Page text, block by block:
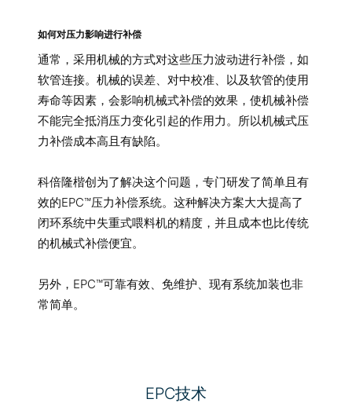
如何对压力影响进行补偿
通常，采用机械的方式对这些压力波动进行补偿，如
软管连接。机械的误差、对中校准、以及软管的使用
寿命等因素，会影响机械式补偿的效果，使机械补偿
不能完全抵消压力变化引起的作用力。所以机械式压
力补偿成本高且有缺陷。
科倍隆楷创为了解决这个问题，专门研发了简单且有
效的EPC™压力补偿系统。这种解决方案大大提高了
闭环系统中失重式喂料机的精度，并且成本也比传统
的机械式补偿便宜。
另外，EPC™可靠有效、免维护、现有系统加装也非
常简单。
EPC技术